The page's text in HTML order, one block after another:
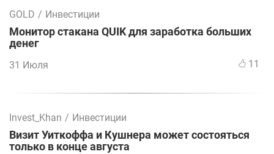
GOLD / Инвестиции
Монитор стакана QUIK для заработка больших
денег
31 Июля 11
Invest_Khan / Инвестиции
Визит Уиткоффа и Кушнера может состояться
только в конце августа